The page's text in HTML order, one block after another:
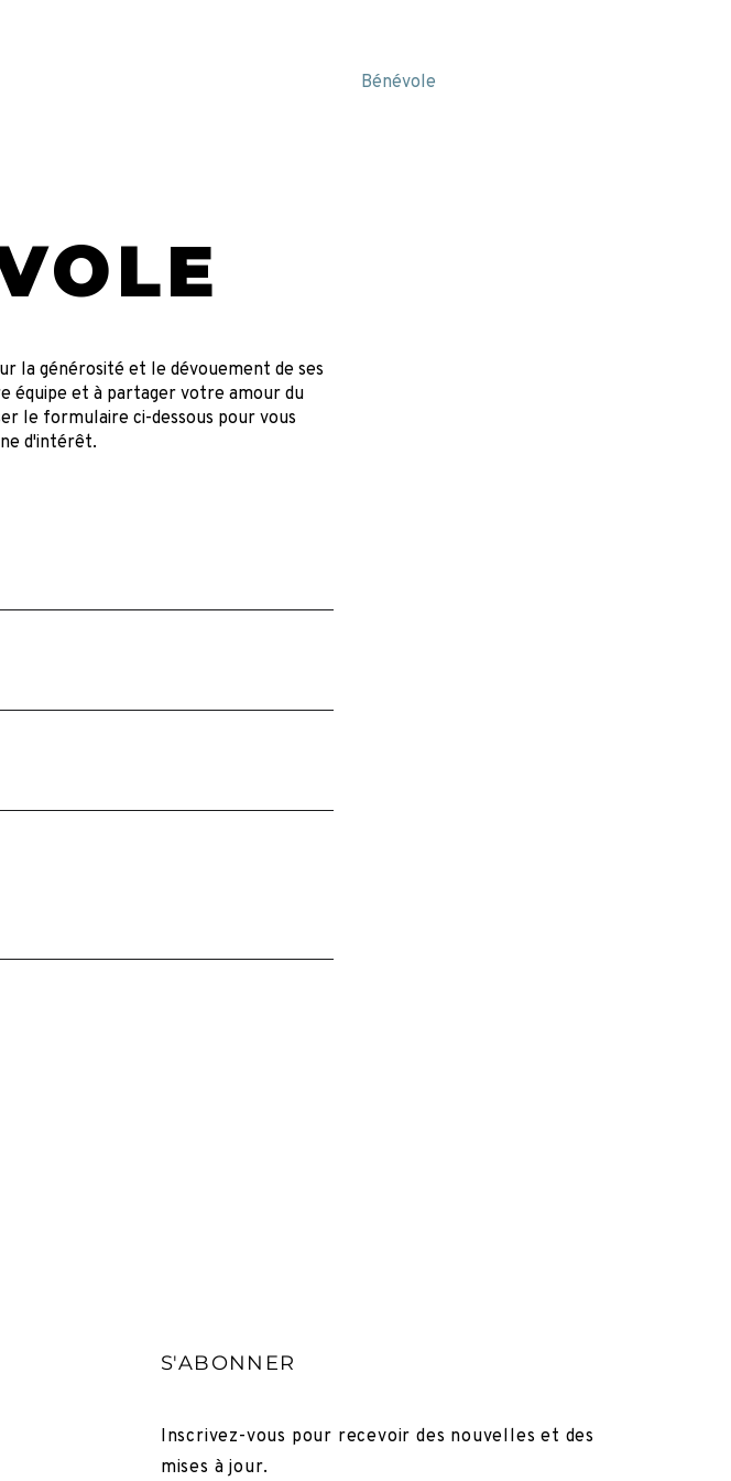
Bénévole
la générosité et le dévouement de ses
équipe et à partager votre amour du
le formulaire ci-dessous pour vous
d'intérêt.
S'ABONNER
Inscrivez-vous pour recevoir des nouvelles et des
mises à jour.